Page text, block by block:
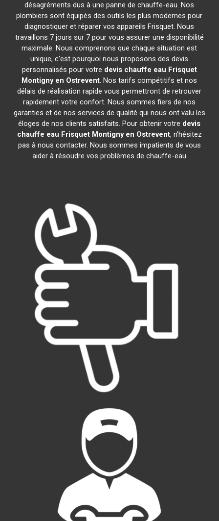
désagréments dus à une panne de chauffe-eau. Nos
plombiers sont équipés des outils les plus modernes pour
diagnostiquer et réparer vos appareils Frisquet. Nous
travaillons 7 jours sur 7 pour vous assurer une disponibilité
maximale. Nous comprenons que chaque situation est
unique, c'est pourquoi nous proposons des devis
personnalisés pour votre devis chauffe eau Frisquet
Montigny en Ostrevent. Nos tarifs compétitifs et nos
délais de réalisation rapide vous permettront de retrouver
rapidement votre confort. Nous sommes fiers de nos
garanties et de nos services de qualité qui nous ont valu les
éloges de nos clients satisfaits. Pour obtenir votre devis
chauffe eau Frisquet Montigny en Ostrevent, n'hésitez
pas à nous contacter. Nous sommes impatients de vous
aider à résoudre vos problèmes de chauffe-eau